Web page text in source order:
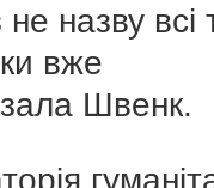
назву всі
вже
Швенк.